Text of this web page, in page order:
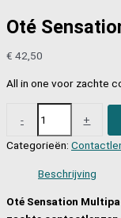
Oté
€ 42,50
All in one voor zachte
-
Sensation
multipack
aantal
+
Categorieën:
Beschrijving
Oté Sensation